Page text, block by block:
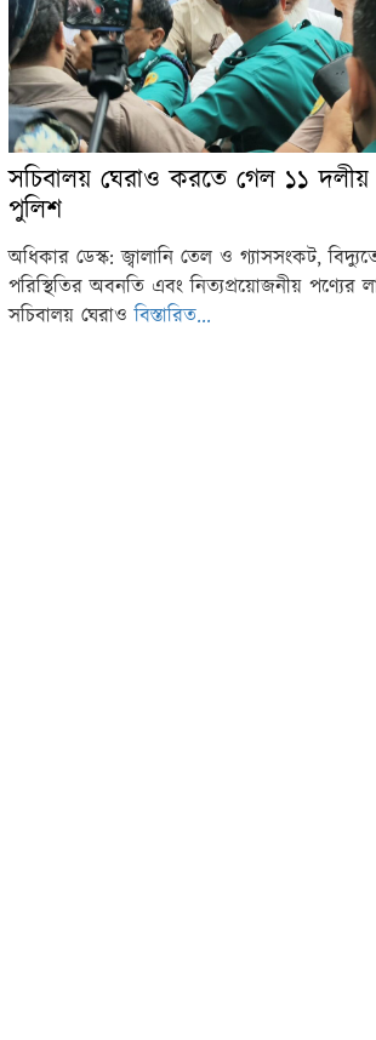
সচিবালয় ঘেরাও করতে গেল ১১
পুলিশ
অধিকার ডেস্ক: জ্বালানি তেল ও গ্যাসসংকট,
পরিস্থিতির অবনতি এবং নিত্যপ্রয়োজনীয় পণ্যের
সচিবালয় ঘেরাওবিস্তারিত...